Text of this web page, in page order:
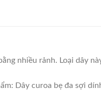
nhiều rảnh. Loại dây
Dây curoa bẹ đa sợi